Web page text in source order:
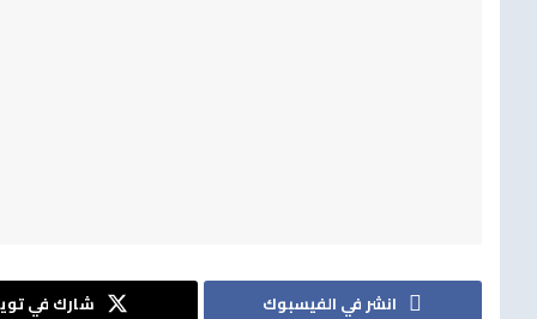
انشر في الفيسبوك شارك في